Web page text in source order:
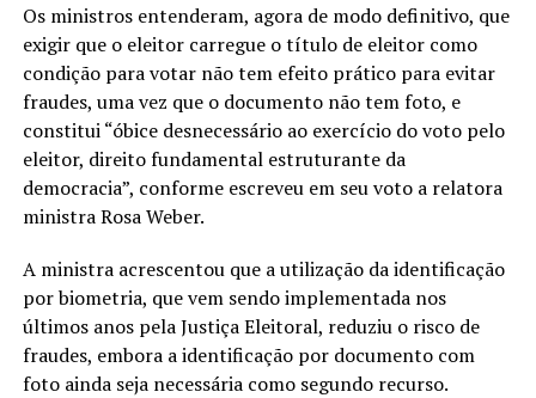
Os ministros entenderam, agora de modo definitivo, que
exigir que o eleitor carregue o título de eleitor como
condição para votar não tem efeito prático para evitar
fraudes, uma vez que o documento não tem foto, e
constitui “óbice desnecessário ao exercício do voto pelo
eleitor, direito fundamental estruturante da
democracia”, conforme escreveu em seu voto a relatora
ministra Rosa Weber.
A ministra acrescentou que a utilização da identificação
por biometria, que vem sendo implementada nos
últimos anos pela Justiça Eleitoral, reduziu o risco de
fraudes, embora a identificação por documento com
foto ainda seja necessária como segundo recurso.